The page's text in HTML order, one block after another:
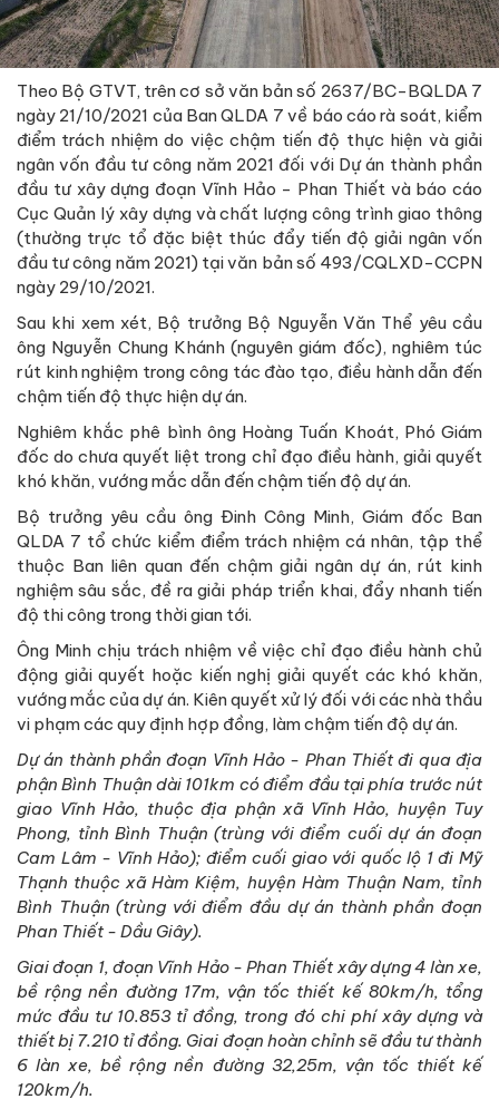
Theo Bộ GTVT, trên cơ sở văn bản số 2637/BC-BQLDA 7
ngày 21/10/2021 của Ban QLDA 7 về báo cáo rà soát, kiểm
điểm trách nhiệm do việc chậm tiến độ thực hiện và giải
ngân vốn đầu tư công năm 2021 đối với Dự án thành phần
đầu tư xây dựng đoạn Vĩnh Hảo - Phan Thiết và báo cáo
Cục Quản lý xây dựng và chất lượng công trình giao thông
(thường trực tổ đặc biệt thúc đẩy tiến độ giải ngân vốn
đầu tư công năm 2021) tại văn bản số 493/CQLXD-CCPN
ngày 29/10/2021.
Sau khi xem xét, Bộ trưởng Bộ Nguyễn Văn Thể yêu cầu
ông Nguyễn Chung Khánh (nguyên giám đốc), nghiêm túc
rút kinh nghiệm trong công tác đào tạo, điều hành dẫn đến
chậm tiến độ thực hiện dự án.
Nghiêm khắc phê bình ông Hoàng Tuấn Khoát, Phó Giám
đốc do chưa quyết liệt trong chỉ đạo điều hành, giải quyết
khó khăn, vướng mắc dẫn đến chậm tiến độ dự án.
Bộ trưởng yêu cầu ông Đinh Công Minh, Giám đốc Ban
QLDA 7 tổ chức kiểm điểm trách nhiệm cá nhân, tập thể
thuộc Ban liên quan đến chậm giải ngân dự án, rút kinh
nghiệm sâu sắc, đề ra giải pháp triển khai, đẩy nhanh tiến
độ thi công trong thời gian tới.
Ông Minh chịu trách nhiệm về việc chỉ đạo điều hành chủ
động giải quyết hoặc kiến nghị giải quyết các khó khăn,
vướng mắc của dự án. Kiên quyết xử lý đối với các nhà thầu
vi phạm các quy định hợp đồng, làm chậm tiến độ dự án.
Dự án thành phần đoạn Vĩnh Hảo - Phan Thiết đi qua địa
phận Bình Thuận dài 101km có điểm đầu tại phía trước nút
giao Vĩnh Hảo, thuộc địa phận xã Vĩnh Hảo, huyện Tuy
Phong, tỉnh Bình Thuận (trùng với điểm cuối dự án đoạn
Cam Lâm - Vĩnh Hảo); điểm cuối giao với quốc lộ 1 đi Mỹ
Thạnh thuộc xã Hàm Kiệm, huyện Hàm Thuận Nam, tỉnh
Bình Thuận (trùng với điểm đầu dự án thành phần đoạn
Phan Thiết - Dầu Giây).
Giai đoạn 1, đoạn Vĩnh Hảo - Phan Thiết xây dựng 4 làn xe,
bề rộng nền đường 17m, vận tốc thiết kế 80km/h, tổng
mức đầu tư 10.853 tỉ đồng, trong đó chi phí xây dựng và
thiết bị 7.210 tỉ đồng. Giai đoạn hoàn chỉnh sẽ đầu tư thành
6 làn xe, bề rộng nền đường 32,25m, vận tốc thiết kế
120km/h.